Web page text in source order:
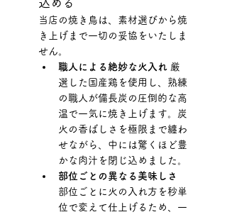
込める
当店の焼き鳥は、素材選びから焼
き上げまで一切の妥協をいたしま
せん。
職人による絶妙な火入れ 厳
選した国産鶏を使用し、熟練
の職人が備長炭の圧倒的な高
温で一気に焼き上げます。炭
火の香ばしさを極限まで纏わ
せながら、中には驚くほど豊
かな肉汁を閉じ込めました。
部位ごとの異なる美味しさ
部位ごとに火の入れ方を秒単
位で変えて仕上げるため、一